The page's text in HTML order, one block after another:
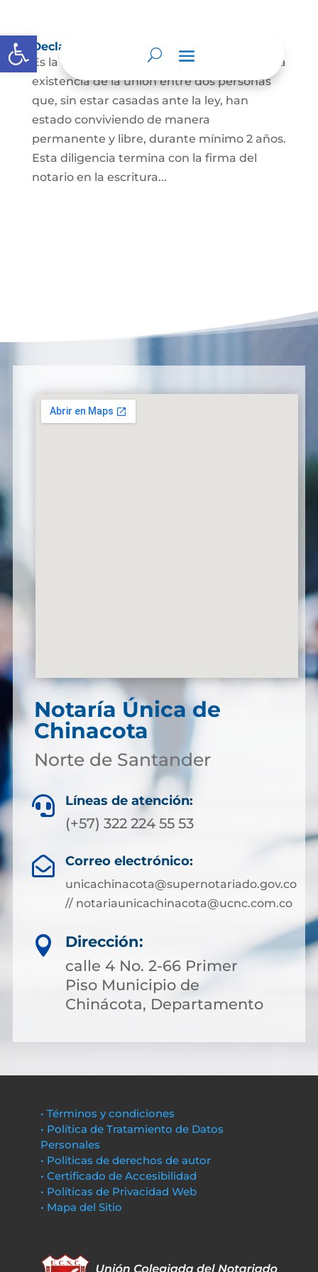
Abrir barra de herramientas
Declaración de Unión Marital de Hecho
Es la manifestación ante juez o notario de la
existencia de la unión entre dos personas
que, sin estar casadas ante la ley, han
estado conviviendo de manera
permanente y libre, durante mínimo 2 años.
Esta diligencia termina con la firma del
notario en la escritura...
Notaría Única de
Chinacota
Norte de Santander
 Líneas de atención:
(+57) 322 224 55 53
 Correo electrónico:
unicachinacota@supernotariado.gov.co
// notariaunicachinacota@ucnc.com.co

Dirección:
calle 4 No. 2-66 Primer
Piso Municipio de
Chinácota, Departamento
• Términos y condiciones
• Política de Tratamiento de Datos
Personales
• Políticas de derechos de autor
• Certificado de Accesibilidad
• Políticas de Privacidad Web
• Mapa del Sitio